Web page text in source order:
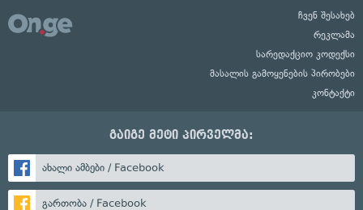
ჩვენ შესახებ
რეკლამა
სარედაქციო კოდექსი
მასალის გამოყენების პირობები
კონტაქტი
გაიგე მეტი პირველმა:
ახალი ამბები / Facebook
გართობა / Facebook